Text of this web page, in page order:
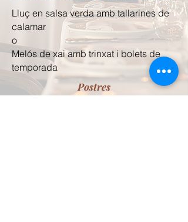
Lluç en salsa verda amb tallarines de
calamar
o
Melós de xai amb trinxat i bolets de
temporada
Postres